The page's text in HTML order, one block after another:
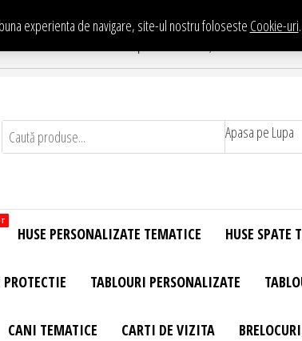
experienta de navigare, site-ul nostru foloseste Cookie-uri.
Te asteptam in Showroom eHuse.ro
Apasa pe Lupa
HUSE PERSONALIZATE TEMATICE HUSE SPATE
TABLOURI PERSONALIZATE
CANI TEMATICE CARTI DE VIZITA